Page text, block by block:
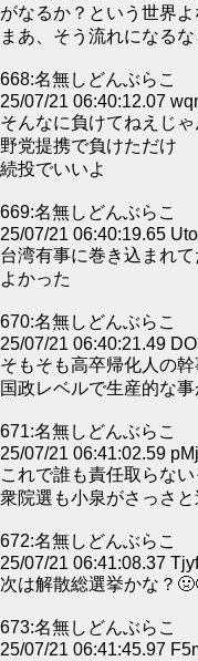
がなるか？という世界よ
まあ、そう流れになる
668:名無しどんぶらこ
25/07/21 06:40:12.07
そんなに負けてねえじゃ
野党提携で負けただけ
続投でいいよ
669:名無しどんぶらこ
25/07/21 06:40:19.65
台湾有事に巻き込まれ
よかった
670:名無しどんぶらこ
25/07/21 06:40:21.49
そもそも高卒帰化人の
国政レベルで生産的な
671:名無しどんぶらこ
25/07/21 06:41:02.59
これで誰も責任取らな
衆院選も小泉がさっさ
672:名無しどんぶらこ
25/07/21 06:41:08.37
次は解散総選挙かな？
673:名無しどんぶらこ
25/07/21 06:41:45.97